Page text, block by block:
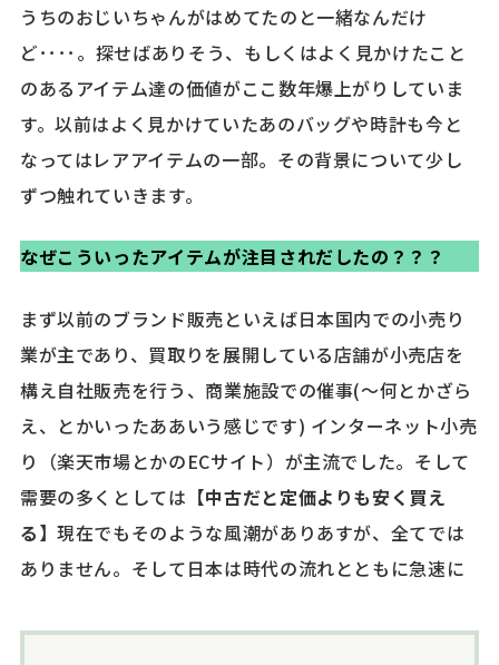
うちのおじいちゃんがはめてたのと一緒なんだけ
ど････。探せばありそう、もしくはよく見かけたこと
のあるアイテム達の価値がここ数年爆上がりしていま
す。以前はよく見かけていたあのバッグや時計も今と
なってはレアアイテムの一部。その背景について少し
ずつ触れていきます。
なぜこういったアイテムが注目されだしたの？？？
まず以前のブランド販売といえば日本国内での小売り
業が主であり、買取りを展開している店舗が小売店を
構え自社販売を行う、商業施設での催事(～何とかざら
え、とかいったああいう感じです) インターネット小売
り（楽天市場とかのECサイト）が主流でした。そして
需要の多くとしては 【中古だと定価よりも安く買え
る】現在でもそのような風潮がありあすが、全てでは
ありません。そして日本は時代の流れとともに急速に